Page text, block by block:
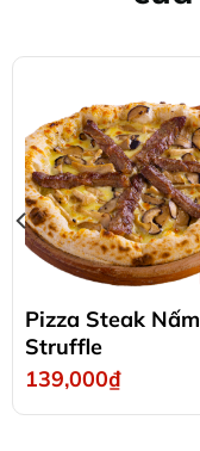
Pizza Steak Nấm
Struffle
139,000₫